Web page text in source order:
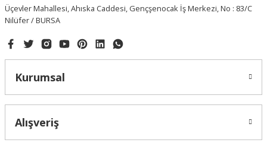
Üçevler Mahallesi, Ahıska Caddesi, Gençşenocak İş Merkezi, No : 83/C
Nilüfer / BURSA
Kurumsal
Alışveriş